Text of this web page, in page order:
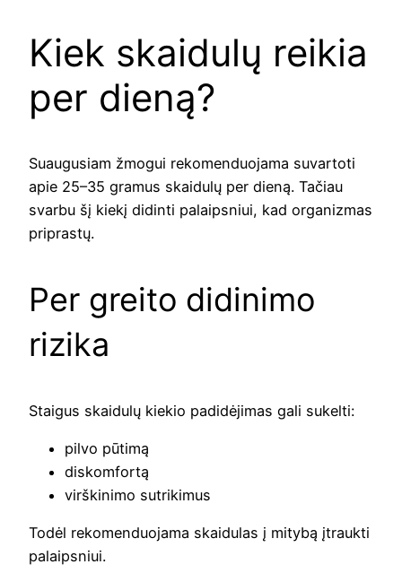
Kiek skaidulų reikia
per dieną?
Suaugusiam žmogui rekomenduojama suvartoti
apie 25–35 gramus skaidulų per dieną. Tačiau
svarbu šį kiekį didinti palaipsniui, kad organizmas
priprastų.
Per greito didinimo
rizika
Staigus skaidulų kiekio padidėjimas gali sukelti:
pilvo pūtimą
diskomfortą
virškinimo sutrikimus
Todėl rekomenduojama skaidulas į mitybą įtraukti
palaipsniui.